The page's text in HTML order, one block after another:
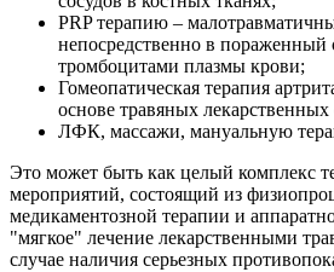
PRP терапию –
непосредственно в пораженный
тромбоцитами плазмы крови;
Гомеопатическая терапия
основе травяных лекарственных
ЛФК, массажи, мануальную
Это может быть как целый комплекс
мероприятий, состоящий из
медикаментозной терапии и
"мягкое" лечение лекарственными
случае наличия серьезных